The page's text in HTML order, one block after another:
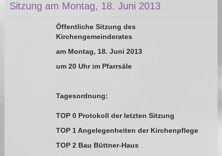
Sitzung am Montag, 18. Juni 2013
Öffentliche Sitzung des
Kirchengemeinderates
am Montag, 18. Juni 2013
um 20 Uhr im Pfarrsäle
Tagesordnung:
TOP 0 Protokoll der letzten Sitzung
TOP 1 Angelegenheiten der Kirchenpflege
TOP 2 Bau Büttner-Haus